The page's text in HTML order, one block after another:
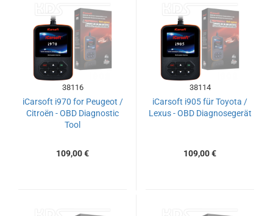
38116
iCarsoft i970 for Peugeot /
Citroën - OBD Diagnostic
Tool
109,00 €
38114
iCarsoft i905 für Toyota /
Lexus - OBD Diagnosegerät
109,00 €